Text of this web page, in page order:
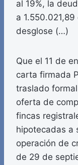
al 19%, la
a
desglose (…)
Que el 11 de
carta firmada
traslado
oferta de
fincas
hipotecadas a
operación de
de 29 de